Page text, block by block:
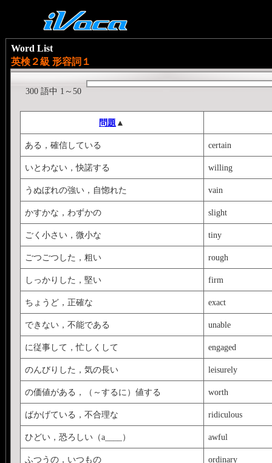
Word List
英検２級 形容詞１
300 語中 1～50
問題 ▲
ある，確信している certain
いとわない，快諾する willing
うぬぼれの強い，自惚れた vain
かすかな，わずかの slight
ごく小さい，微小な tiny
ごつごつした，粗い rough
しっかりした，堅い firm
ちょうど，正確な exact
できない，不能である unable
に従事して，忙しくして engaged
のんびりした，気の長い leisurely
の価値がある，（～するに）値する worth
ばかげている，不合理な ridiculous
ひどい，恐ろしい（a____） awful
ふつうの，いつもの ordinary